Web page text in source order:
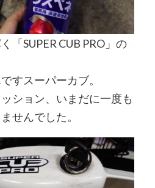
「SUPER CUB PRO」の
すスーパーカブ。
ション、いまだに一度も
せんでした。